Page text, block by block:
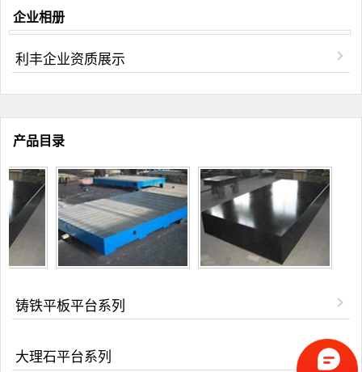
企业相册
利丰企业资质展示
产品目录
铸铁平板平台系列
大理石平台系列